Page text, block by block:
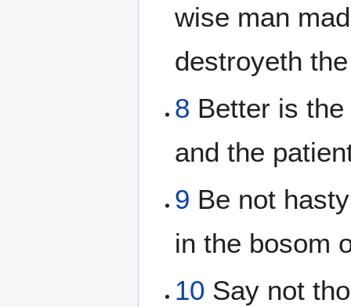
wise man
destroyeth
8 Better is
and the
9 Be not
in the bosom
10 Say not